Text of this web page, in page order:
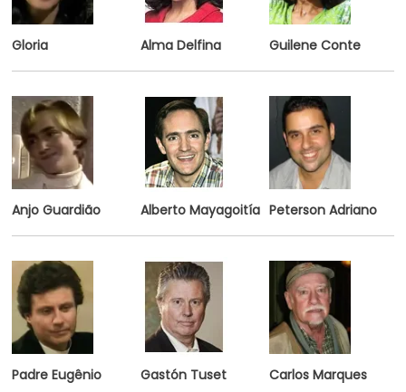
Gloria Alma Delfina Guilene Conte
Anjo Guardião Alberto Mayagoitía Peterson Adriano
Padre Eugênio Gastón Tuset Carlos Marques